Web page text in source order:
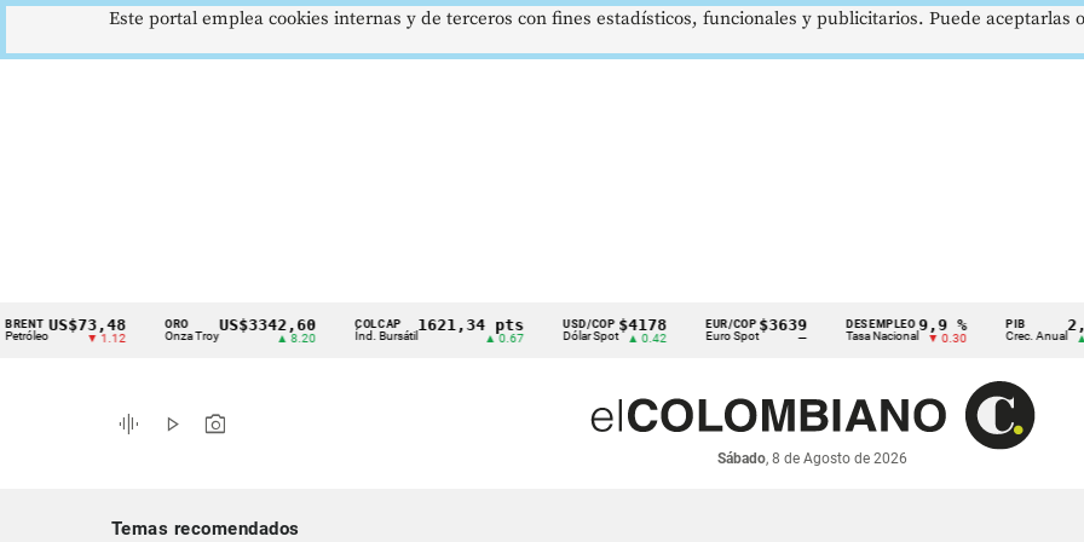
Cintillo
indicadores
económicos
US$73,48
▼ 1.12
ORO
Onza Troy
US$3342,60 COLCAP
Índ. Bursátil
1621,34 pts USD/COP
Dólar Spot
$4178
▲ 0.42
EUR/COP
Euro Spot
$3639
—
DESEMPLEO
Tasa Nacional
9,9 %
▼ 0.30
PIB
Crec. Anual
2,8 %
▲ 0.10
graphic_eq play_arrow photo_camera
Sábado, 8 de Agosto de 2026
Temas recomendados
Este portal emplea cookies internas y de terceros con fines estadísticos, funcionales y publicitarios. Puede aceptarlas